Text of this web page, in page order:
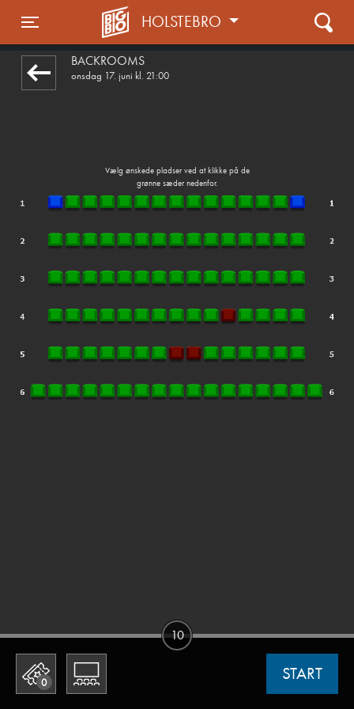
Toggle navigation
HOLSTEBRO
BACKROOMS
onsdag 17. juni kl. 21:00
Vælg ønskede pladser ved at klikke på de
grønne sæder nedenfor.
0 START
10
1step-front02 010807